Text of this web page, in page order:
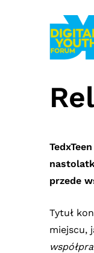
przede
Tytuł
miejscu,